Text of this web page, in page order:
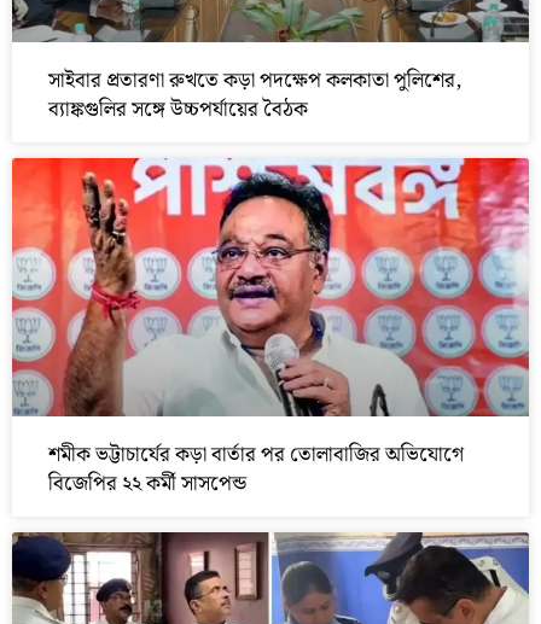
সাইবার প্রতারণা রুখতে কড়া পদক্ষেপ কলকাতা পুলিশের,
ব্যাঙ্কগুলির সঙ্গে উচ্চপর্যায়ের বৈঠক
শমীক ভট্টাচার্যের কড়া বার্তার পর তোলাবাজির অভিযোগে
বিজেপির ২২ কর্মী সাসপেন্ড